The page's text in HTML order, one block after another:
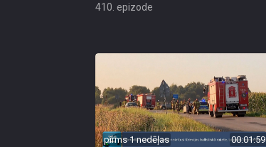
410. epizode
pirms 1 nedēļas 00:01:59